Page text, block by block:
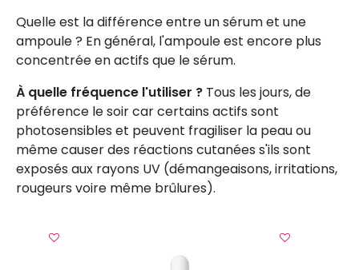
Quelle est la différence entre un sérum et une
ampoule ? En général, l'ampoule est encore plus
concentrée en actifs que le sérum.
À quelle fréquence l'utiliser ? Tous les jours, de
préférence le soir car certains actifs sont
photosensibles et peuvent fragiliser la peau ou
même causer des réactions cutanées s'ils sont
exposés aux rayons UV (démangeaisons, irritations,
rougeurs voire même brûlures).